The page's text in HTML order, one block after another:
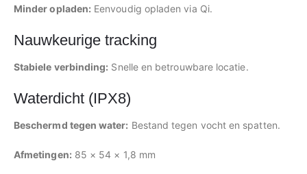
Minder opladen: Eenvoudig opladen via Qi.
Nauwkeurige tracking
Stabiele verbinding: Snelle en betrouwbare locatie.
Waterdicht (IPX8)
Beschermd tegen water: Bestand tegen vocht en spatten.
Afmetingen: 85 × 54 × 1,8 mm